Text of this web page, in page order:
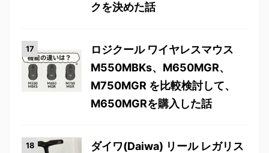
クを決めた話
ロジクール ワイヤレスマウス
M550MBKs、M650MGR、
M750MGR を比較検討して、
M650MGRを購入した話
ダイワ(Daiwa) リール レガリス